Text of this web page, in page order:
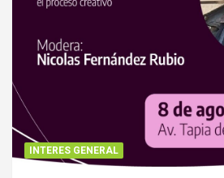
INTERES GENERAL